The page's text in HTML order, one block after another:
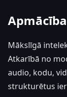
Mākslīgā
Atkarībā no
audio, kodu,
strukturētus